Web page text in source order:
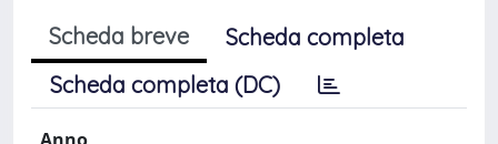
Scheda breve
Scheda completa
Scheda completa (DC)